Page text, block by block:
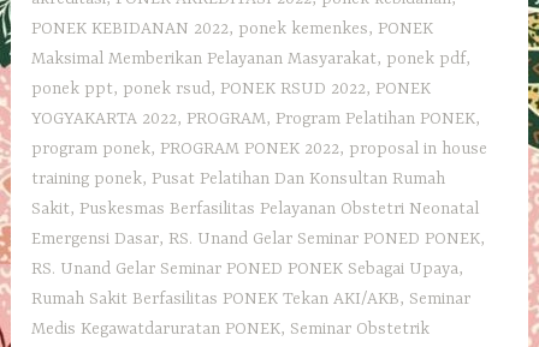
PONEK KEBIDANAN 2022, ponek kemenkes, PONEK
Maksimal Memberikan Pelayanan Masyarakat, ponek pdf,
ponek ppt, ponek rsud, PONEK RSUD 2022, PONEK
YOGYAKARTA 2022, PROGRAM, Program Pelatihan PONEK,
program ponek, PROGRAM PONEK 2022, proposal in house
training ponek, Pusat Pelatihan Dan Konsultan Rumah
Sakit, Puskesmas Berfasilitas Pelayanan Obstetri Neonatal
Emergensi Dasar, RS. Unand Gelar Seminar PONED PONEK,
RS. Unand Gelar Seminar PONED PONEK Sebagai Upaya,
Rumah Sakit Berfasilitas PONEK Tekan AKI/AKB, Seminar
Medis Kegawatdaruratan PONEK, Seminar Obstetrik